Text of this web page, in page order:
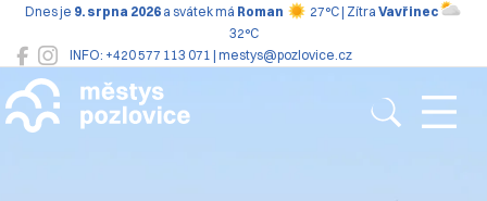
INFO: +420 577 113 071 | mestys@pozlovice.cz
Dnes je 9. srpna 2026 a svátek má Roman 27°C | Zítra Vavřinec
32°C
Pozlovice